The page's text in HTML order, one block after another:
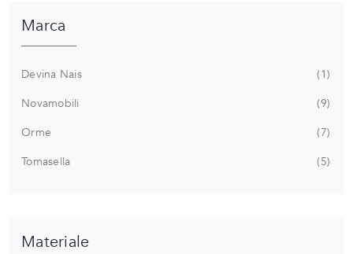
Marca
Devina Nais
1
Novamobili
9
Orme
7
Tomasella
5
Materiale